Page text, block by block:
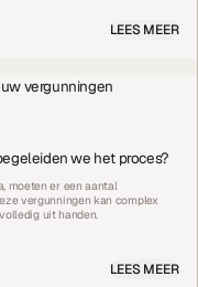
LEES MEER
we het proces?
moeten er een aantal
vergunningen kan complex
uit handen.
LEES MEER